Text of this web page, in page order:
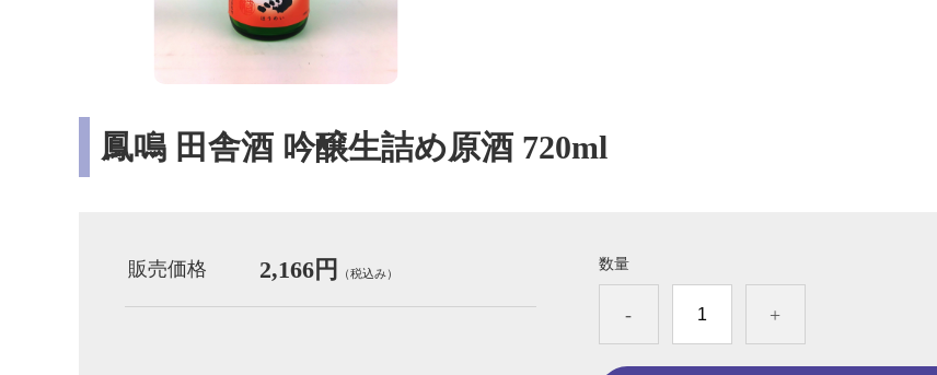
鳳鳴 田舎酒 吟醸生詰め原酒 720ml
販売価格 2,166円 （税込み）
数量
- +